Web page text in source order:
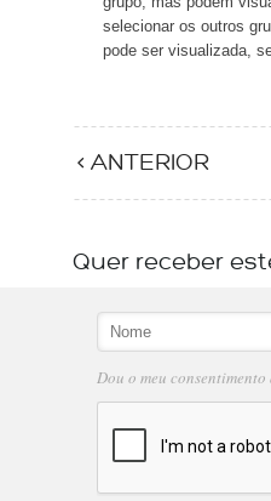
selecionar os outros
pode ser visualizada,
< ANTERIOR
Quer receber
Dou o meu